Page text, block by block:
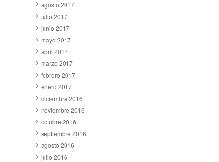
agosto 2017
julio 2017
junio 2017
mayo 2017
abril 2017
marzo 2017
febrero 2017
enero 2017
diciembre 2016
noviembre 2016
octubre 2016
septiembre 2016
agosto 2016
julio 2016